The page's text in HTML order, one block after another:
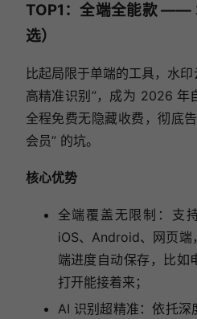
TOP1：全端全能款 ——
选）
比起局限于单端的工具，水
高精准识别”，成为 2026 年
全程免费无隐藏收费，彻底
会员” 的坑。
核心优势
全端覆盖无限制：支
iOS、Android、网页端
端进度自动保存，比如
打开能接着来；
AI 识别超精准：依托深